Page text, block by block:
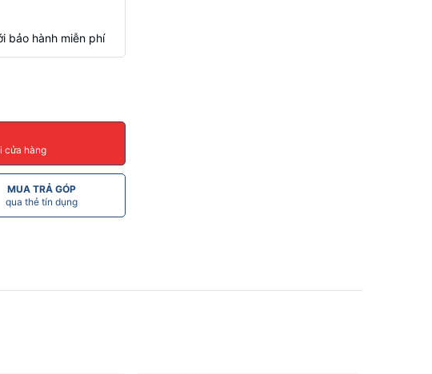
bảo hành miễn phí
cửa hàng
MUA TRẢ GÓP
qua thẻ tín dụng